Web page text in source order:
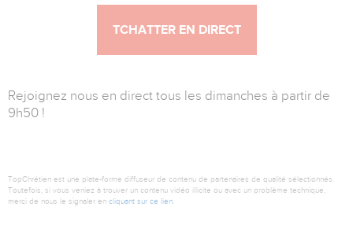
TCHATTER EN DIRECT
Rejoignez nous en direct tous les dimanches à partir de
9h50 !
TopChrétien est une plate-forme diffuseur de contenu de partenaires de qualité sélectionnés.
Toutefois, si vous veniez à trouver un contenu vidéo illicite ou avec un problème technique,
merci de nous le signaler en cliquant sur ce lien